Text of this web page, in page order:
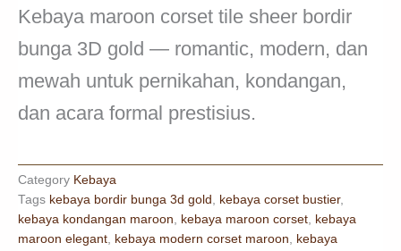
Kebaya maroon corset tile sheer bordir
bunga 3D gold — romantic, modern, dan
mewah untuk pernikahan, kondangan,
dan acara formal prestisius.
Category Kebaya
Tags kebaya bordir bunga 3d gold , kebaya corset bustier,
kebaya kondangan maroon, kebaya maroon corset, kebaya
maroon elegant, kebaya modern corset maroon, kebaya